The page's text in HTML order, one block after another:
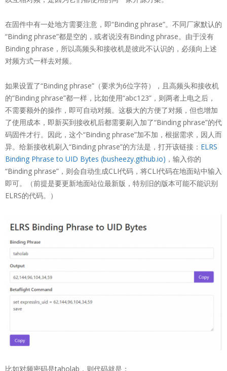
在固件中有一处地方需要注意，即“Binding phrase”。不同厂家默认的
“Binding phrase”都是空的，或者说没有Binding phrase。由于没有
Binding phrase，所以高频头和接收机是彼此不认识的，必须向上述
对频方式一样去对频。
如果设置了“Binding phrase”（要求为6位字符），且高频头和接收机
的“Binding phrase”都一样，比如使用“abc123”，则两者上电之后，
不需要额外的操作，即可自动对频。这极大的方便了对频，但也增加
了使用成本，即新买到接收机后都需要刷入加了“Binding phrase”的代
码固件才行。因此，这个“Binding phrase”加不加，根据需求，因人而
异。给新接收机刷入“Binding phrase”的方法是，打开该链接： ELRS
Binding Phrase to UID Bytes (busheezy.github.io) ，输入你的
“Binding phrase”，则会自动生成CLI代码，将CLI代码在地面站中输入
即可。（前提是要更新地面站位最新版，特别旧的版本可能不能识别
ELRS的代码。）
比如对频密码是taholab，则代码就是：